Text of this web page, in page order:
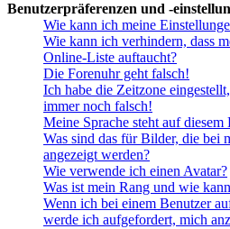
Benutzerpräferenzen und -
Wie kann ich meine
Wie kann ich verhindern, dass
Online-Liste auftaucht?
Die Forenuhr geht falsch!
Ich habe die Zeitzone
immer noch falsch!
Meine Sprache steht auf
Was sind das für Bilder, die bei
angezeigt werden?
Wie verwende ich einen Avatar?
Was ist mein Rang und wie
Wenn ich bei einem Benutzer
werde ich aufgefordert, mich